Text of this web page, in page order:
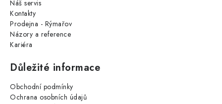
Náš servis
Kontakty
Prodejna - Rýmařov
Názory a reference
Kariéra
Důležité informace
Obchodní podmínky
Ochrana osobních údajů